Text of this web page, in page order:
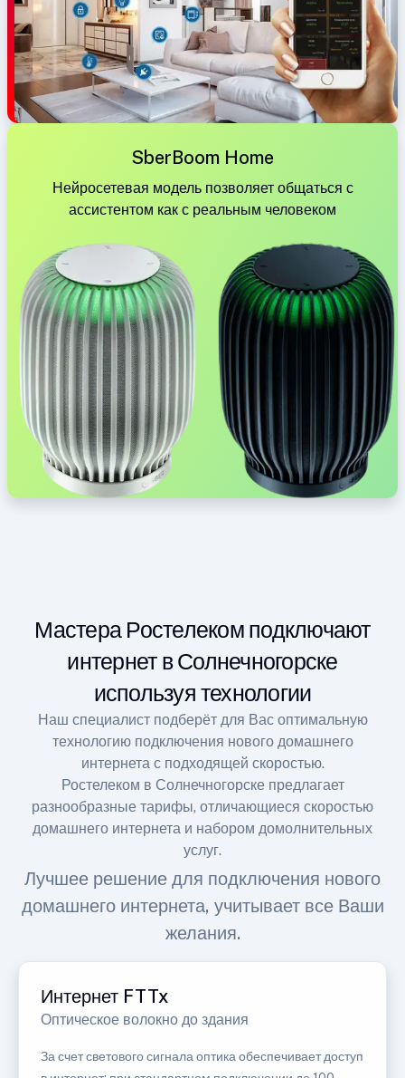
SberBoom Home
Нейросетевая модель позволяет общаться с
ассистентом как с реальным человеком
Мастера Ростелеком подключают
интернет в Солнечногорске
используя технологии
Наш специалист подберёт для Вас оптимальную
технологию подключения нового домашнего
интернета с подходящей скоростью.
Ростелеком в Солнечногорске предлагает
разнообразные тарифы, отличающиеся скоростью
домашнего интернета и набором домолнительных
услуг.
Лучшее решение для подключения нового
домашнего интернета, учитывает все Ваши
желания.
Интернет FTTx
Оптическое волокно до здания
За счет светового сигнала оптика обеспечивает доступ